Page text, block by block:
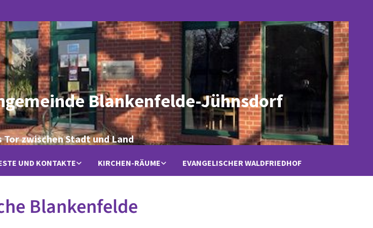
Blankenfelde-Jühnsdorf
Tor zwischen Stadt und Land
UND KONTAKTE KIRCHEN-RÄUME EVANGELISCHER WALDFRIEDHOF
Blankenfelde